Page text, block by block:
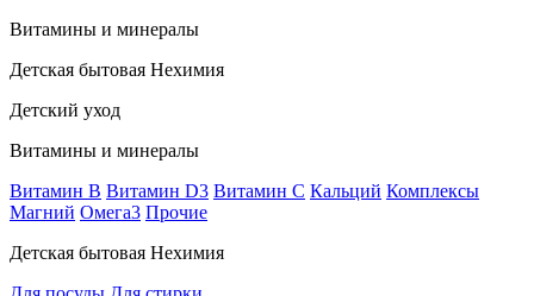
Витамины и минералы
Детская бытовая Нехимия
Детский уход
Витамины и минералы
Витамин В Витамин D3 Витамин С Кальций Комплексы
Магний Омега3 Прочие
Детская бытовая Нехимия